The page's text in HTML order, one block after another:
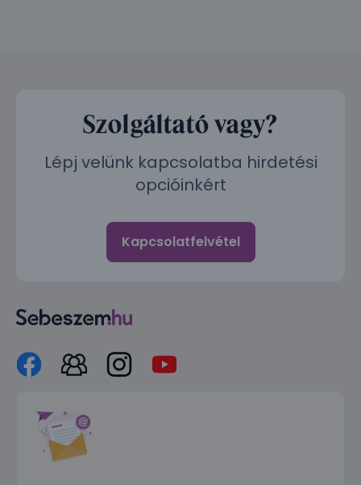
Szolgáltató vagy?
Lépj velünk kapcsolatba hirdetési
opcióinkért
Kapcsolatfelvétel